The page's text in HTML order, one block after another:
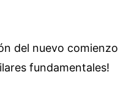
del nuevo comienzo
fundamentales!